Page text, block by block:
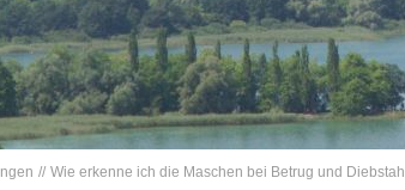
Wie erkenne ich die Maschen bei Betrug und Diebstahl